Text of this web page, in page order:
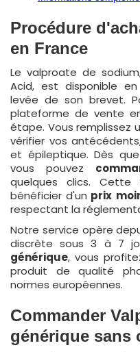
Procédure
en France
Le valproate de
Acid, est disponible
levée de son brevet.
plateforme de vente
étape. Vous remplissez
vérifier vos
et épileptique. Dès
vous pouvez
quelques clics.
bénéficier d'un prix
respectant la
Notre service opère
discrète sous 3 à 7
générique, vous
produit de qualité
normes européennes.
Commander
générique sans